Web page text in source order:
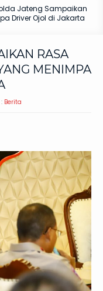
Jateng Sampaikan
Driver Ojol di Jakarta
RASA
MENIMPA
Berita